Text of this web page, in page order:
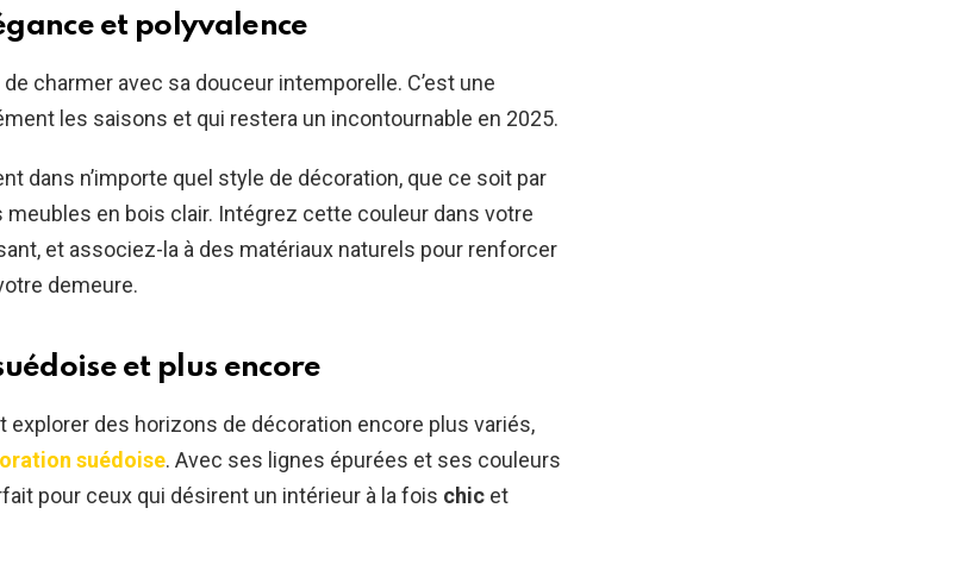
et polyvalence
charmer avec sa douceur intemporelle. C’est une
les saisons et qui restera un incontournable en 2025.
dans n’importe quel style de décoration, que ce soit par
en bois clair. Intégrez cette couleur dans votre
et associez-la à des matériaux naturels pour renforcer
demeure.
et plus encore
explorer des horizons de décoration encore plus variés,
suédoise. Avec ses lignes épurées et ses couleurs
pour ceux qui désirent un intérieur à la fois chic et